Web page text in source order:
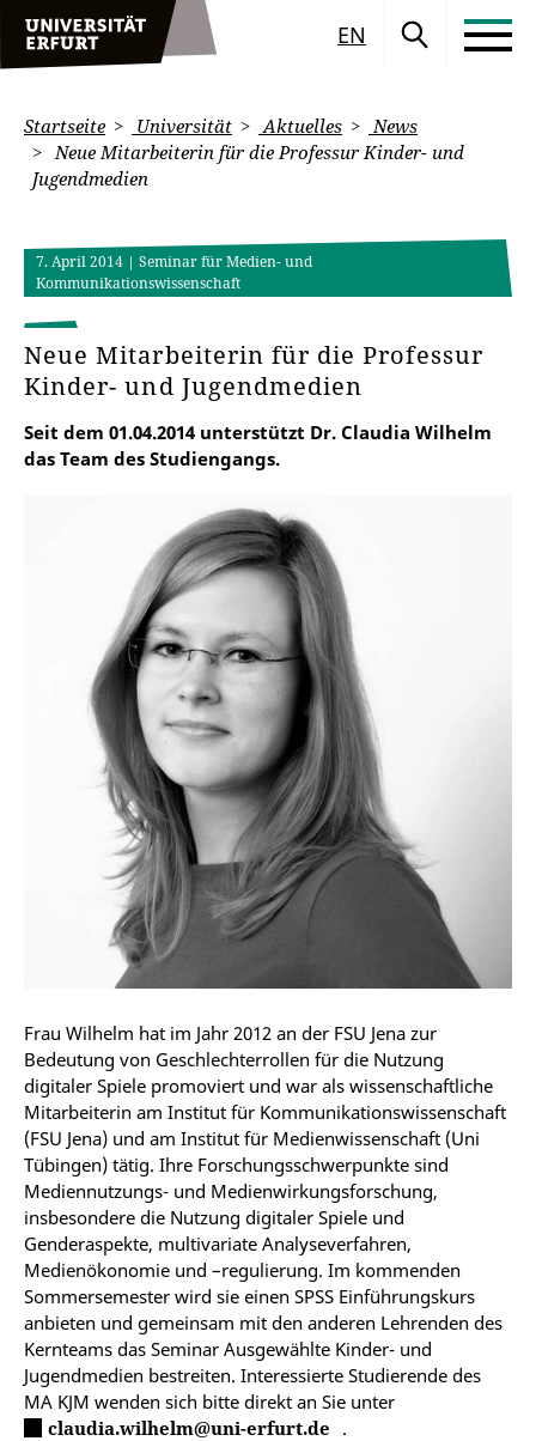
EN
Startseite Universität Aktuelles
News
Neue Mitarbeiterin für die Professur Kinder- und
Jugendmedien
7. April 2014 | Seminar für Medien- und
Kommunikationswissenschaft
Neue Mitarbeiterin für die Professur
Kinder- und Jugendmedien
Seit dem 01.04.2014 unterstützt Dr. Claudia Wilhelm
das Team des Studiengangs.
Frau Wilhelm hat im Jahr 2012 an der FSU Jena zur
Bedeutung von Geschlechterrollen für die Nutzung
digitaler Spiele promoviert und war als wissenschaftliche
Mitarbeiterin am Institut für Kommunikationswissenschaft
(FSU Jena) und am Institut für Medienwissenschaft (Uni
Tübingen) tätig. Ihre Forschungsschwerpunkte sind
Mediennutzungs- und Medienwirkungsforschung,
insbesondere die Nutzung digitaler Spiele und
Genderaspekte, multivariate Analyseverfahren,
Medienökonomie und –regulierung. Im kommenden
Sommersemester wird sie einen SPSS Einführungskurs
anbieten und gemeinsam mit den anderen Lehrenden des
Kernteams das Seminar Ausgewählte Kinder- und
Jugendmedien bestreiten. Interessierte Studierende des
MA KJM wenden sich bitte direkt an Sie unter
claudia.wilhelm@uni-erfurt.de .